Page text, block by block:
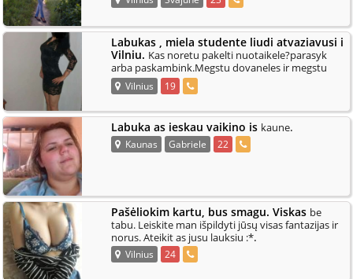
Labukas , miela studente liudi atvaziavusi i
Vilniu. Kas noretu pakelti nuotaikele?parasyk
arba paskambink.Megstu dovaneles ir megstu
atsidekoti. .
Vilnius 19
Labuka as ieskau vaikino is kaune.
Kaunas Gabriele 22
Pašėliokim kartu, bus smagu. Viskas be
tabu. Leiskite man išpildyti jūsų visas fantazijas ir
norus. Ateikit as jusu lauksiu :*.
Vilnius 24